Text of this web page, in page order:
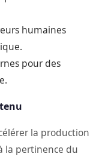
humaines
pour des
la production
la pertinence du